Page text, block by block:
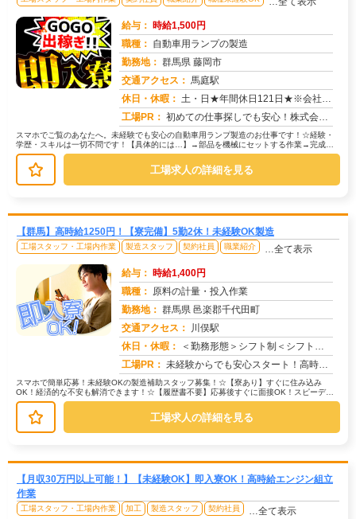
給与： 時給1,500円
職種： 自動車用ランプの製造
勤務地： 群馬県 藤岡市
交通アクセス： 馬庭駅
休日・休暇： 土・日★年間休日121日★※会社カレンダーによる【その他長期休暇あり】ゴールデンウィーク、夏季休暇、冬季休暇
工場PR： 初めての仕事探しでも安心！株式会社京栄センターで、新しい生活をスタートしませんか？☆最短1日で入寮可能！充実の寮環...
スマホでご覧のあなたへ。未経験でも安心の自動車用ランプ製造のお仕事です！☆経験・
学歴・スキルは一切不問です！【具体的には…】→部品を機械にセットする作業→完成品
を取り出す作業→目視で検査する作業...
工場求人の詳細を見る
【群馬】高時給1250円！【寮完備】5勤2休！未経験OK製造
工場スタッフ・工場内作業 製造スタッフ 契約社員 職業紹介 …全て表示
給与： 時給1,400円
職種： 原料の計量・投入作業
勤務地： 群馬県 邑楽郡千代田町
交通アクセス：
川俣駅
休日・休暇：
＜勤務形態＞シフト制＜シフト＞5勤2休＜休日＞工場カレンダーによる/長期休暇/GW /夏季/ 年末年始
工場PR： 未経験からでも安心スタート！高時給1300円！☆寮付きで新生活を応援！兵庫県で、家探しと仕事探しが同時に解決できま...
スマホで簡単応募！未経験OKの製造補助スタッフ募集！☆【寮あり】すぐに住み込み
OK！経済的な不安も解消できます！☆【履歴書不要】応募後すぐに面接OK！スピーディ
ーな対応で安心です！不安な方も大丈...
工場求人の詳細を見る
【月収30万円以上可能！】【未経験OK】即入寮OK！高時給エンジン組立
作業
工場スタッフ・工場内作業 加工 製造スタッフ 契約社員 …全て表示